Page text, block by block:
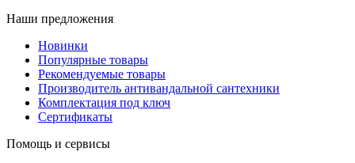
Наши предложения
Новинки
Популярные товары
Рекомендуемые товары
Производитель антивандальной сантехники
Комплектация под ключ
Сертификаты
Помощь и сервисы